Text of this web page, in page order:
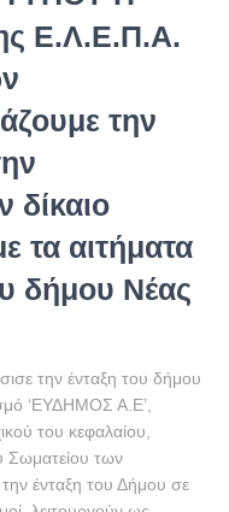
Ε.Λ.Ε.Π.Α.
την
δίκαιο
τα αιτήματα
δήμου Νέας
την ένταξη του δήμου
‘ΕΥΔΗΜΟΣ Α.Ε’,
του κεφαλαίου,
Σωματείου των
ένταξη του Δήμου σε